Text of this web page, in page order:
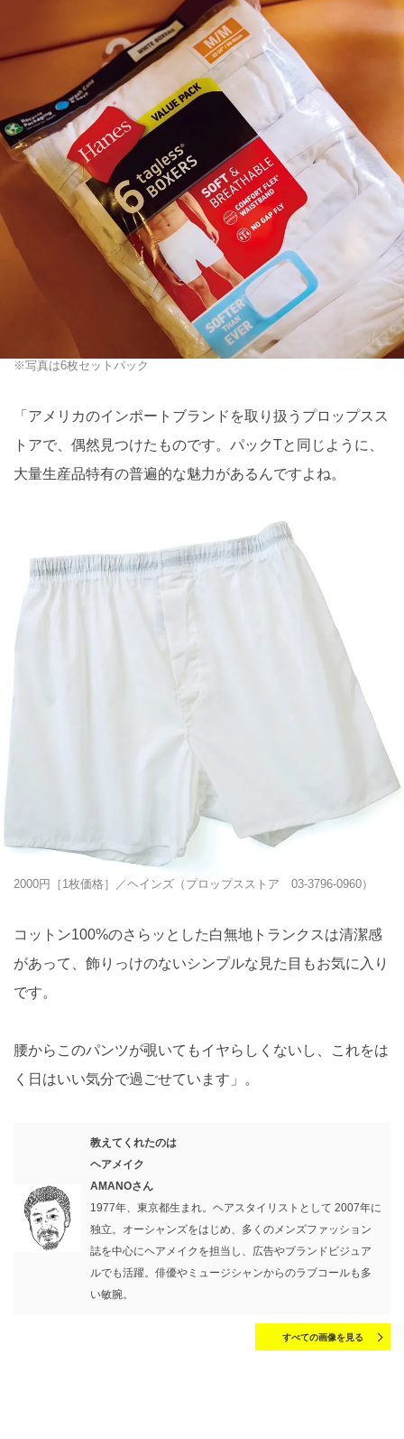
※写真は6枚セットパック
「アメリカのインポートブランドを取り扱うプロップスス
トアで、偶然見つけたものです。パックTと同じように、
大量生産品特有の普遍的な魅力があるんですよね。
2000円［1枚価格］／ヘインズ（プロップスストア 03-3796-0960）
コットン100%のさらッとした白無地トランクスは清潔感
があって、飾りっけのないシンプルな見た目もお気に入り
です。
腰からこのパンツが覗いてもイヤらしくないし、これをは
く日はいい気分で過ごせています」。
教えてくれたのは
ヘアメイク
AMANOさん
1977年、東京都生まれ。ヘアスタイリストとして 2007年に
独立。オーシャンズをはじめ、多くのメンズファッション
誌を中心にヘアメイクを担当し、広告やブランドビジュア
ルでも活躍。俳優やミュージシャンからのラブコールも多
い敏腕。
すべての画像を見る